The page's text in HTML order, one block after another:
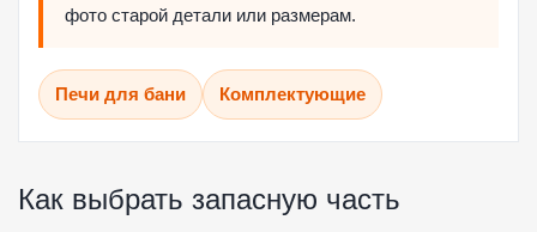
фото старой детали или размерам.
Печи для бани Комплектующие
Как выбрать запасную часть